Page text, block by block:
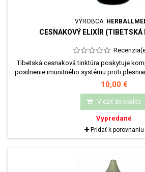
VÝROBCA:
CESNAKOVÝ ELIXÍR (TIBETSKÁ
Tibetská cesnaková tinktúra poskytuje
posilnenie imunitného systému proti
Organizmus sa očistí od prebytočného
a krvné cievy sa stanú
10,00 €
Vložiť do košíka
Vypredané
Pridať k porovnaniu